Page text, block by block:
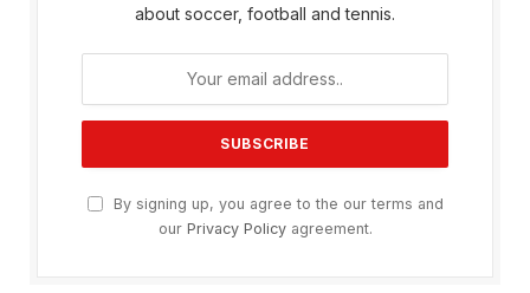
about soccer, football and tennis.
By signing up, you agree to the our terms and
our Privacy Policyagreement.